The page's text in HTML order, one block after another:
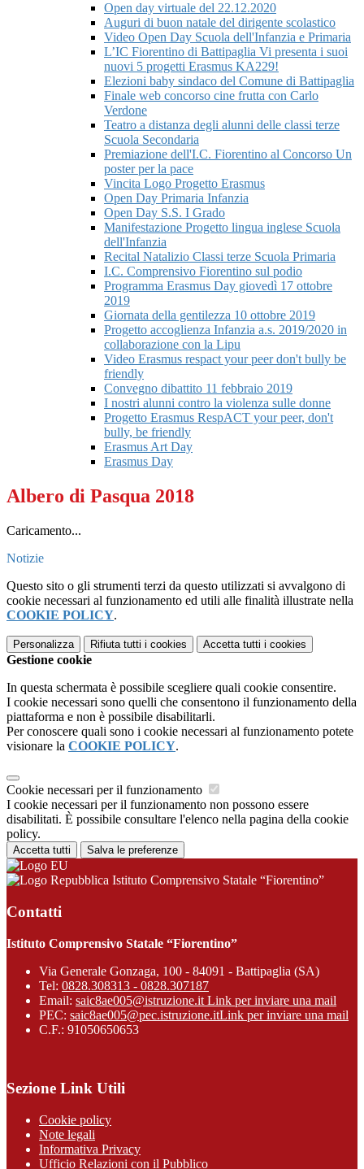
Open day virtuale del 22.12.2020
Auguri di buon natale del dirigente scolastico
Video Open Day Scuola dell'Infanzia e Primaria
L’IC Fiorentino di Battipaglia Vi presenta i suoi
nuovi 5 progetti Erasmus KA229!​
Elezioni baby sindaco del Comune di Battipaglia
Finale web concorso cine frutta con Carlo
Verdone
Teatro a distanza degli alunni delle classi terze
Scuola Secondaria
Premiazione dell'I.C. Fiorentino al Concorso Un
poster per la pace
Vincita Logo Progetto Erasmus
Open Day Primaria Infanzia
Open Day S.S. I Grado
Manifestazione Progetto lingua inglese Scuola
dell'Infanzia
Recital Natalizio Classi terze Scuola Primaria
I.C. Comprensivo Fiorentino sul podio
Programma Erasmus Day giovedì 17 ottobre
2019
Giornata della gentilezza 10 ottobre 2019
Progetto accoglienza Infanzia a.s. 2019/2020 in
collaborazione con la Lipu
Video Erasmus respact your peer don't bully be
friendly
Convegno dibattito 11 febbraio 2019
I nostri alunni contro la violenza sulle donne
Progetto Erasmus RespACT your peer, don't
bully, be friendly
Erasmus Art Day
Erasmus Day
Albero di Pasqua 2018
Caricamento...
Notizie
Questo sito o gli strumenti terzi da questo utilizzati si avvalgono di
cookie necessari al funzionamento ed utili alle finalità illustrate nella
COOKIE POLICY.
Personalizza Rifiuta tutti i cookies Accetta tutti i cookies
Gestione cookie
In questa schermata è possibile scegliere quali cookie consentire.
I cookie necessari sono quelli che consentono il funzionamento della
piattaforma e non è possibile disabilitarli.
Per conoscere quali sono i cookie necessari al funzionamento potete
visionare la COOKIE POLICY.
Cookie necessari per il funzionamento
I cookie necessari per il funzionamento non possono essere
disabilitati. È possibile consultare l'elenco nella pagina della cookie
policy.
Accetta tutti Salva le preferenze
Istituto Comprensivo Statale “Fiorentino”
Contatti
Istituto Comprensivo Statale “Fiorentino”
Via Generale Gonzaga, 100 - 84091 - Battipaglia (SA)
Tel: 0828.308313 - 0828.307187
Email: saic8ae005@istruzione.it Link per inviare una mail
PEC: saic8ae005@pec.istruzione.itLink per inviare una mail
C.F.: 91050650653
Sezione Link Utili
Cookie policy
Note legali
Informativa Privacy
Ufficio Relazioni con il Pubblico